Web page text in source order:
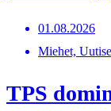
01.08.2026
Miehet,
TPS